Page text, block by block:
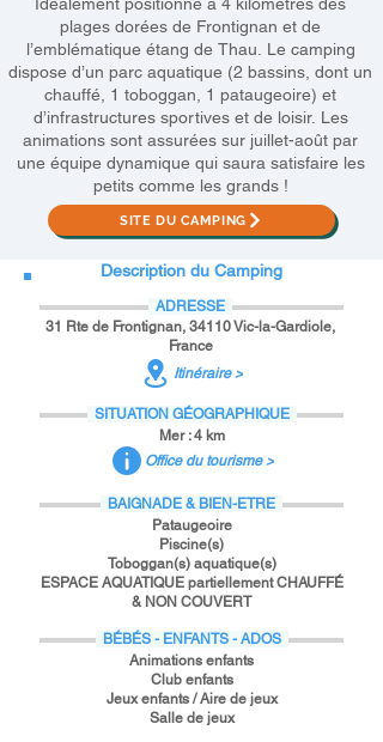
plages dorées de Frontignan et de
l’emblématique étang de Thau. Le camping
dispose d’un parc aquatique (2 bassins, dont un
chauffé, 1 toboggan, 1 pataugeoire) et
d’infrastructures sportives et de loisir. Les
animations sont assurées sur juillet-août par
une équipe dynamique qui saura satisfaire les
petits comme les grands !
SITE DU CAMPING
ADRESSE
31 Rte de Frontignan, 34110 Vic-la-Gardiole,
France
Itinéraire >
SITUATION GÉOGRAPHIQUE
Mer : 4 km
Office du tourisme >
BAIGNADE & BIEN-ETRE
Pataugeoire
Piscine(s)
Toboggan(s) aquatique(s)
ESPACE AQUATIQUE partiellement CHAUFFÉ
& NON COUVERT
BÉBÉS - ENFANTS - ADOS
Animations enfants
Club enfants
Jeux enfants / Aire de jeux
Salle de jeux
Description du Camping